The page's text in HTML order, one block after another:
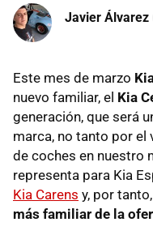
Javier Álvarez
Este mes de marzo
nuevo familiar, el Kia
generación, que será
marca, no tanto por el
de coches en nuestro
representa para Kia
Kia Carens y, por
más familiar de la